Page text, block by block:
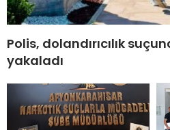
Polis, dolandırıcılık
yakaladı